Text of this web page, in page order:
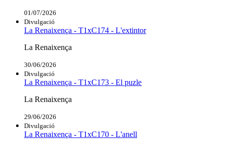
01/07/2026
Divulgació
La Renaixença - T1xC174 - L'extintor
La Renaixença
30/06/2026
Divulgació
La Renaixença - T1xC173 - El puzle
La Renaixença
29/06/2026
Divulgació
La Renaixença - T1xC170 - L'anell